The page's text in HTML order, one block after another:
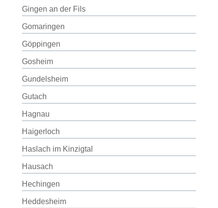
Gingen an der Fils
Gomaringen
Göppingen
Gosheim
Gundelsheim
Gutach
Hagnau
Haigerloch
Haslach im Kinzigtal
Hausach
Hechingen
Heddesheim